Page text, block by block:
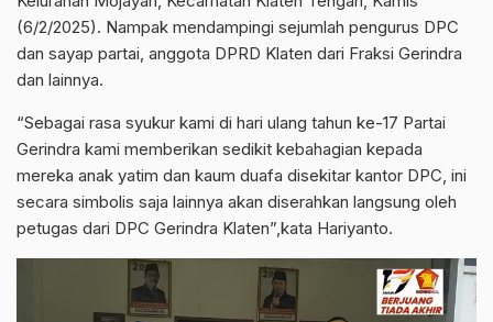
(6/2/2025). Nampak mendampingi sejumlah pengurus DPC
dan sayap partai, anggota DPRD Klaten dari Fraksi Gerindra
dan lainnya.
“Sebagai rasa syukur kami di hari ulang tahun ke-17 Partai
Gerindra kami memberikan sedikit kebahagian kepada
mereka anak yatim dan kaum duafa disekitar kantor DPC, ini
secara simbolis saja lainnya akan diserahkan langsung oleh
petugas dari DPC Gerindra Klaten”,kata Hariyanto.